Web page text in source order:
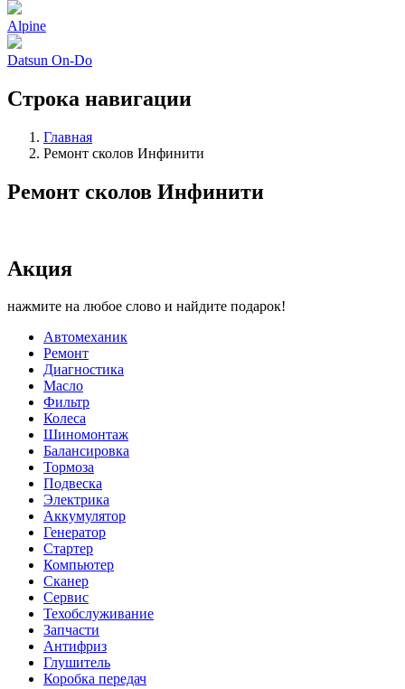
Alpine
Datsun On-Do
Строка навигации
Главная
Ремонт сколов Инфинити
Ремонт сколов Инфинити
Акция
нажмите на любое слово и найдите подарок!
Автомеханик
Ремонт
Диагностика
Масло
Фильтр
Колеса
Шиномонтаж
Балансировка
Тормоза
Подвеска
Электрика
Аккумулятор
Генератор
Стартер
Компьютер
Сканер
Сервис
Техобслуживание
Запчасти
Антифриз
Глушитель
Коробка передач